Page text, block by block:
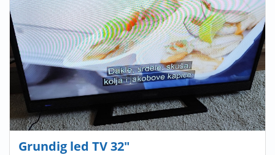
Grundig led TV 32"